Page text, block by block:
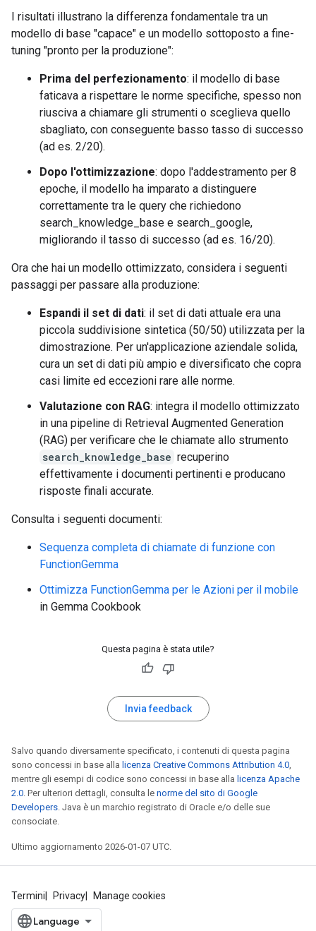
Output:
  `-> ✅ correct!
12 Prompt: Best practices for writing a
  -> ❌ wrong (expected 'search_google' missing)
13 Prompt: How do I request a new monitor setup?
Output:
  `-> ✅ correct!
14 Prompt: What is the difference between VLOOKUP
Output:
15 Prompt: Find the onboarding checklist for new
Output:
  `-> ✅ correct!
16 Prompt: What are the latest release notes for
Output:
  `-> ✅ correct!
17 Prompt: Do we have preferred hotel partners in
Output:
  `-> ✅ correct!
Output:
  -> ❌ wrong (expected 'search_google' missing)
19 Prompt: What is the process for creating a
Output:
  `-> ✅ correct!
20 Prompt: Tutorial on SQL window functions.
Output:
  -> ❌ wrong (expected 'search_google' missing)
I risultati illustrano la differenza fondamentale tra un
modello di base "capace" e un modello sottoposto a fine-
tuning "pronto per la produzione":
Prima del perfezionamento: il modello di base
faticava a rispettare le norme specifiche, spesso non
riusciva a chiamare gli strumenti o sceglieva quello
sbagliato, con conseguente basso tasso di successo
(ad es. 2/20).
Dopo l'ottimizzazione: dopo l'addestramento per 8
epoche, il modello ha imparato a distinguere
correttamente tra le query che richiedono
search_knowledge_base e search_google,
migliorando il tasso di successo (ad es. 16/20).
Ora che hai un modello ottimizzato, considera i seguenti
passaggi per passare alla produzione:
Espandi il set di dati: il set di dati attuale era una
piccola suddivisione sintetica (50/50) utilizzata per la
dimostrazione. Per un'applicazione aziendale solida,
cura un set di dati più ampio e diversificato che copra
casi limite ed eccezioni rare alle norme.
Valutazione con RAG: integra il modello ottimizzato
in una pipeline di Retrieval Augmented Generation
(RAG) per verificare che le chiamate allo strumento
search_knowledge_base recuperino
effettivamente i documenti pertinenti e producano
risposte finali accurate.
Consulta i seguenti documenti:
Sequenza completa di chiamate di funzione con
FunctionGemma
Ottimizza FunctionGemma per le Azioni per il mobile
in Gemma Cookbook
Questa pagina è stata utile?
Invia feedback
Salvo quando diversamente specificato, i contenuti di questa pagina
sono concessi in base alla licenza Creative Commons Attribution 4.0
mentre gli esempi di codice sono concessi in base alla licenza Apache
2.0 . Per ulteriori dettagli, consulta le norme del sito di Google
Developers . Java è un marchio registrato di Oracle e/o delle sue
consociate.
Ultimo aggiornamento 2026-01-07 UTC.
Termini Privacy Manage cookies